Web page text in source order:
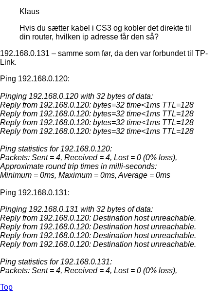
Klaus
Hvis du sætter kabel i CS3 og kobler det direkte til
din router, hvilken ip adresse får den så?
192.168.0.131 – samme som før, da den var forbundet til TP-
Link.
Ping 192.168.0.120:
Pinging 192.168.0.120 with 32 bytes of data:
Reply from 192.168.0.120: bytes=32 time<1ms TTL=128
Reply from 192.168.0.120: bytes=32 time<1ms TTL=128
Reply from 192.168.0.120: bytes=32 time<1ms TTL=128
Reply from 192.168.0.120: bytes=32 time<1ms TTL=128
Ping statistics for 192.168.0.120:
Packets: Sent = 4, Received = 4, Lost = 0 (0% loss),
Approximate round trip times in milli-seconds:
Minimum = 0ms, Maximum = 0ms, Average = 0ms
Ping 192.168.0.131:
Pinging 192.168.0.131 with 32 bytes of data:
Reply from 192.168.0.120: Destination host unreachable.
Reply from 192.168.0.120: Destination host unreachable.
Reply from 192.168.0.120: Destination host unreachable.
Reply from 192.168.0.120: Destination host unreachable.
Ping statistics for 192.168.0.131:
Packets: Sent = 4, Received = 4, Lost = 0 (0% loss),
Top